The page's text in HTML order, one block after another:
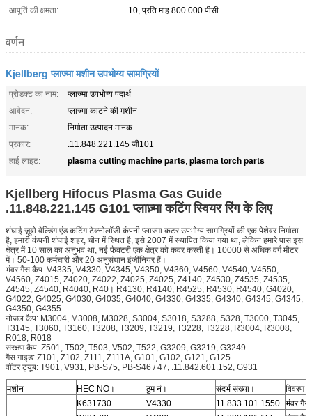
आपूर्ति की क्षमता:
10, प्रति माह 800.000 पीसी
वर्णन
Kjellberg प्लाज्मा मशीन उपभोग्य सामग्रियों
प्रोडक्ट का नाम:
प्लाज्मा उपभोग्य पदार्थ
आवेदन:
प्लाज्मा काटने की मशीन
मानक:
निर्माता उत्पादन मानक
प्रकार:
.11.848.221.145 जी101
हाई लाइट:
plasma cutting machine parts, plasma torch parts
Kjellberg Hifocus Plasma Gas Guide
.11.848.221.145 G101 प्लाज़्मा कटिंग स्वियर रिंग के लिए
शंघाई ज़ूबो वेल्डिंग एंड कटिंग टेक्नोलॉजी कंपनी प्लाज्मा कटर उपभोग्य सामग्रियों की एक पेशेवर निर्माता
है, हमारी कंपनी शंघाई शहर, चीन में स्थित है, इसे 2007 में स्थापित किया गया था, लेकिन हमारे पास इस
क्षेत्र में 10 साल का अनुभव था, नई फैक्टरी एक क्षेत्र को कवर करती है। 10000 से अधिक वर्ग मीटर
में। 50-100 कर्मचारी और 20 अनुसंधान इंजीनियर हैं।
भंवर गैस कैप: V4335, V4330, V4345, V4350, V4360, V4560, V4540, V4550,
V4560, Z4015, Z4020, Z4022, Z4025, Z4025, Z4140, Z4530, Z4535, Z4535,
Z4545, Z4540, R4040, R40। R4130, R4140, R4525, R4530, R4540, G4020,
G4022, G4025, G4030, G4035, G4040, G4330, G4335, G4340, G4345, G4345,
G4350, G4355
नोजल कैप: M3004, M3008, M3028, S3004, S3018, S3288, S328, T3000, T3045,
T3145, T3060, T3160, T3208, T3209, T3219, T3228, T3228, R3004, R3008,
R018, R018
संरक्षण कैप: Z501, T502, T503, V502, T522, G3209, G3219, G3249
गैस गाइड: Z101, Z102, Z111, Z111A, G101, G102, G121, G125
वॉटर ट्यूब: T901, V931, PB-S75, PB-S46 / 47, .11.842.601.152, G931
मशीन HEC NO। ठुम नं। संदर्भ संख्या। विवरण
K631730 V4330 11.833.101.1550 भंवर